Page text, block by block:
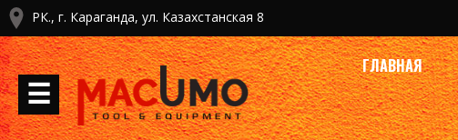
РК., г. Караганда, ул. Казахстанская 8
☰
ГЛАВНАЯ